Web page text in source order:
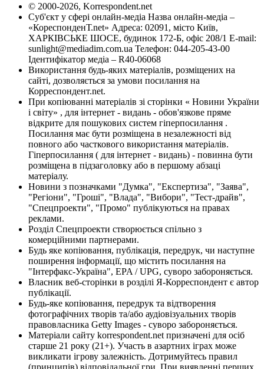
© 2000-2026, Korrespondent.net
Суб'єкт у сфері онлайн-медіа Назва онлайн-медіа –
«КореспонденТ.net» Адреса: 02091, місто Київ,
ХАРКІВСЬКЕ ШОСЕ, будинок 172-Б, офіс 208/1 E-mail:
sunlight@mediadim.com.ua Телефон: 044-205-43-00
Ідентифікатор медіа – R40-06068
Використання будь-яких матеріалів, розміщених на
сайті, дозволяється за умови посилання на
Корреспондент.net.
При копіюванні матеріалів зі сторінки « Новини України
і світу» , для інтернет - видань - обов'язкове пряме
відкрите для пошукових систем гіперпосилання .
Посилання має бути розміщена в незалежності від
повного або часткового використання матеріалів.
Гіперпосилання ( для інтернет - видань) - повинна бути
розміщена в підзаголовку або в першому абзаці
матеріалу.
Новини з позначками "Думка", "Експертиза", "Заява",
"Регіони", "Гроші", "Влада", "Вибори", "Тест-драйв",
"Спецпроекти", "Промо" публікуються на правах
реклами.
Розділ Спецпроекти створюється спільно з
комерційними партнерами.
Будь яке копіювання, публікація, передрук, чи наступне
поширення інформації, що містить посилання на
"Інтерфакс-Україна", EPA / UPG, суворо забороняється.
Власник веб-сторінки в розділі Я-Корреспондент є автор
публікації.
Будь-яке копіювання, передрук та відтворення
фотографічних творів та/або аудіовізуальних творів
правовласника Getty Images - суворо забороняється.
Матеріали сайту korrespondent.net призначені для осіб
старше 21 року (21+). Участь в азартних іграх може
викликати ігрову залежність. Дотримуйтесь правил
(принципів) відповідальної гри. При виявленні перших